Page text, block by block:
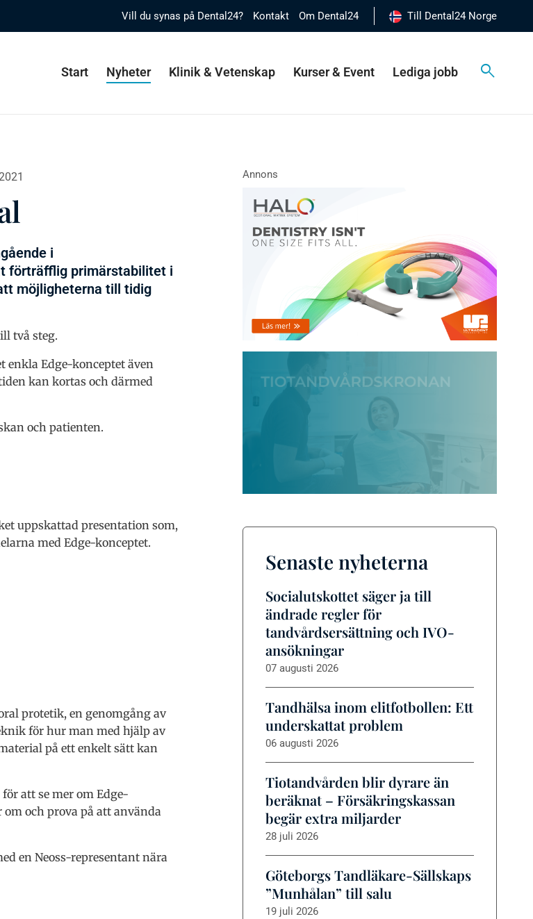
Vill du synas på Dental24? Kontakt Om Dental24 Till Dental24 Norge
Start Nyheter Klinik & Vetenskap Kurser & Event Lediga jobb
i
förträfflig primärstabilitet i
möjligheterna till tidig
två steg.
Edge-konceptet även
kan kortas och därmed
och patienten.
uppskattad presentation som,
med Edge-konceptet.
protetik, en genomgång av
för hur man med hjälp av
på ett enkelt sätt kan
att se mer om Edge-
och prova på att använda
en Neoss-representant nära
Senaste nyheterna
Socialutskottet säger ja till
ändrade regler för
tandvårdsersättning och IVO-
ansökningar
07 augusti 2026
Tandhälsa inom elitfotbollen: Ett
underskattat problem
06 augusti 2026
Tiotandvården blir dyrare än
beräknat – Försäkringskassan
begär extra miljarder
28 juli 2026
Göteborgs Tandläkare-Sällskaps
”Munhålan” till salu
19 juli 2026